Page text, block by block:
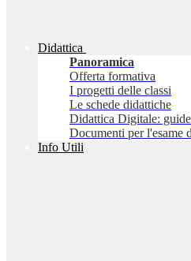
Didattica
Panoramica
Offerta formativa
I progetti delle classi
Le schede didattiche
Didattica Digitale:
Documenti per l'esame
Info Utili